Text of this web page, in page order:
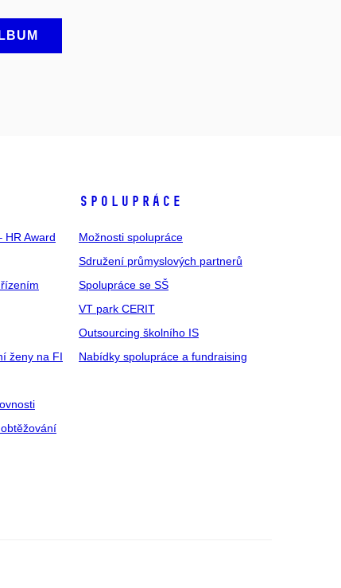
HR Award
ženy na FI
SPOLUPRÁCE
Možnosti spolupráce
Sdružení průmyslových partnerů
Spolupráce se SŠ
VT park CERIT
Outsourcing školního IS
Nabídky spolupráce a fundraising